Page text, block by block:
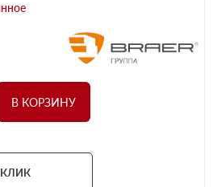
В КОРЗИНУ
КЛИК